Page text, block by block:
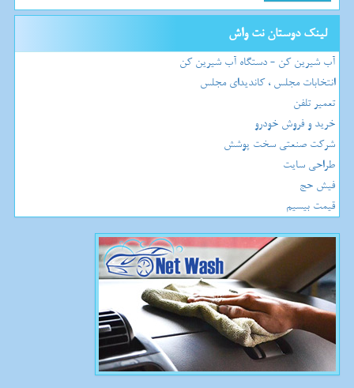
لینک دوستان نت واش
آب شیرین کن - دستگاه آب شیرین کن
انتخابات مجلس ، کاندیدای مجلس
تعمیر تلفن
خرید و فروش خودرو
شرکت صنعتی سخت پوشش
طراحی سایت
فیش حج
قیمت بیسیم